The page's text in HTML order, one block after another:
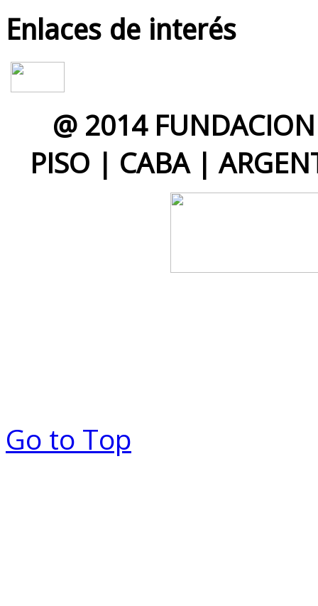
Enlaces de interés
@ 2014
PISO | CABA |
Go to Top